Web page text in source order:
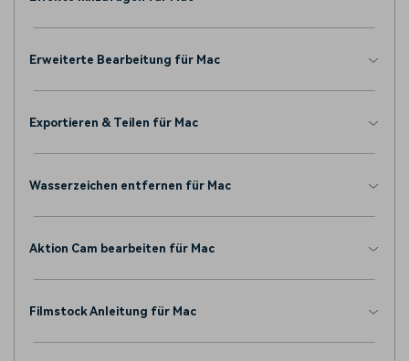
Erweiterte Bearbeitung für Mac
Exportieren & Teilen für Mac
Wasserzeichen entfernen für Mac
Aktion Cam bearbeiten für Mac
Filmstock Anleitung für Mac